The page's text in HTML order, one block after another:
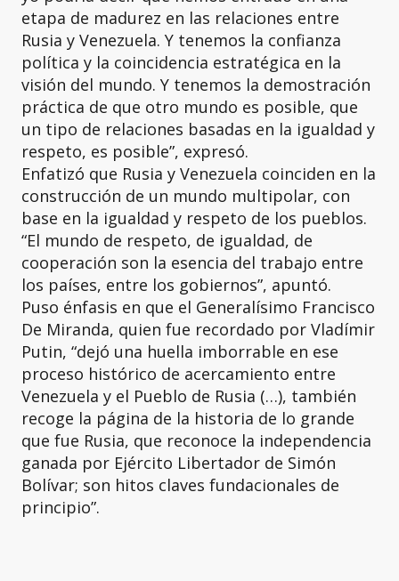
etapa de madurez en las relaciones entre
Rusia y Venezuela. Y tenemos la confianza
política y la coincidencia estratégica en la
visión del mundo. Y tenemos la demostración
práctica de que otro mundo es posible, que
un tipo de relaciones basadas en la igualdad y
respeto, es posible”, expresó.
Enfatizó que Rusia y Venezuela coinciden en la
construcción de un mundo multipolar, con
base en la igualdad y respeto de los pueblos.
“El mundo de respeto, de igualdad, de
cooperación son la esencia del trabajo entre
los países, entre los gobiernos”, apuntó.
Puso énfasis en que el Generalísimo Francisco
De Miranda, quien fue recordado por Vladímir
Putin, “dejó una huella imborrable en ese
proceso histórico de acercamiento entre
Venezuela y el Pueblo de Rusia (…), también
recoge la página de la historia de lo grande
que fue Rusia, que reconoce la independencia
ganada por Ejército Libertador de Simón
Bolívar; son hitos claves fundacionales de
principio”.